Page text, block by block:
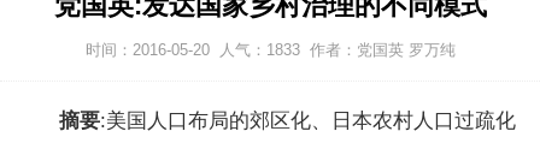
时间：2016-05-20 人气： 1833 作者：党国英 罗万纯
摘要:美国人口布局的郊区化、日本农村人口过疏化